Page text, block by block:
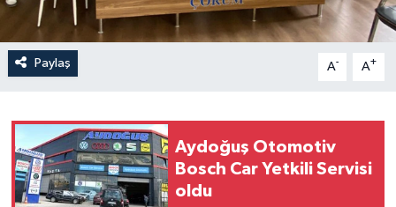
Paylaş A- A+
Aydoğuş Otomotiv
Bosch Car Yetkili Servisi
oldu
OTOPARK
TEKNOLOJİ